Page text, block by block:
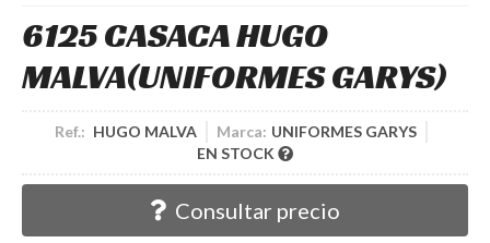
6125 CASACA HUGO
MALVA(UNIFORMES GARYS)
Ref.: HUGO MALVA Marca: UNIFORMES GARYS
EN STOCK
Consultar precio